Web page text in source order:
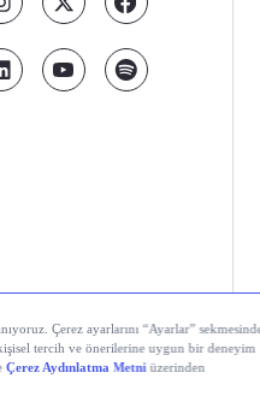
Kişisel